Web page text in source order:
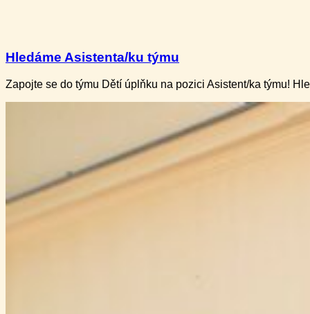
Hledáme Asistenta/ku týmu
Zapojte se do týmu Dětí úplňku na pozici Asistent/ka týmu!